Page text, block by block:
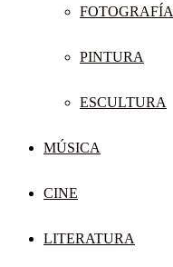
FOTOGRAFÍA
PINTURA
ESCULTURA
MÚSICA
CINE
LITERATURA